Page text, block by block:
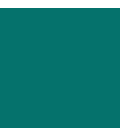
postupuje ke